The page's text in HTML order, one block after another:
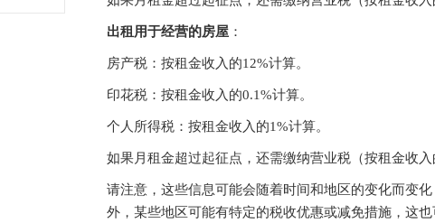
出租用于经营的房屋 ：
房产税：按租金收入的12%计算。
印花税：按租金收入的0.1%计算。
个人所得税：按租金收入的1%计算。
如果月租金超过起征点，还需缴纳营业税（按租金收
请注意，这些信息可能会随着时间和地区的变化而变
外，某些地区可能有特定的税收优惠或减免措施，这也